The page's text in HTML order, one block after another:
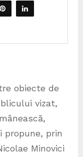
obiecte de
vizat,
propune, prin
Minovici